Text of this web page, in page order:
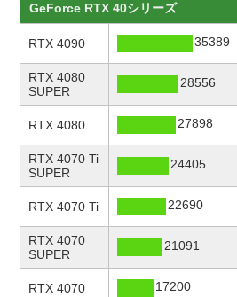
GeForce RTX 40シリーズ
RTX 4090 35389
RTX 4080
SUPER
28556
RTX 4080 27898
RTX 4070 Ti
SUPER
24405
RTX 4070 Ti 22690
RTX 4070
SUPER
21091
RTX 4070 17200
RTX 3070 Ti
Laptop GPU
RTX 3070
Laptop GPU
RTX 3060
Laptop GPU
RTX 3050 Ti
RTX 3050